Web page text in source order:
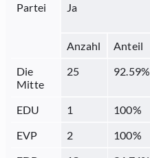
Partei Ja
Anzahl
Anteil
Die
Mitte
25 92.59%
EDU 1 100%
EVP
2 100%